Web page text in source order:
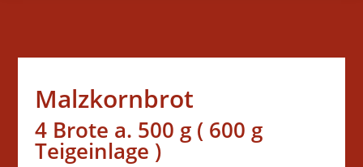
Malzkornbrot
4 Brote a. 500 g ( 600 g
Teigeinlage )